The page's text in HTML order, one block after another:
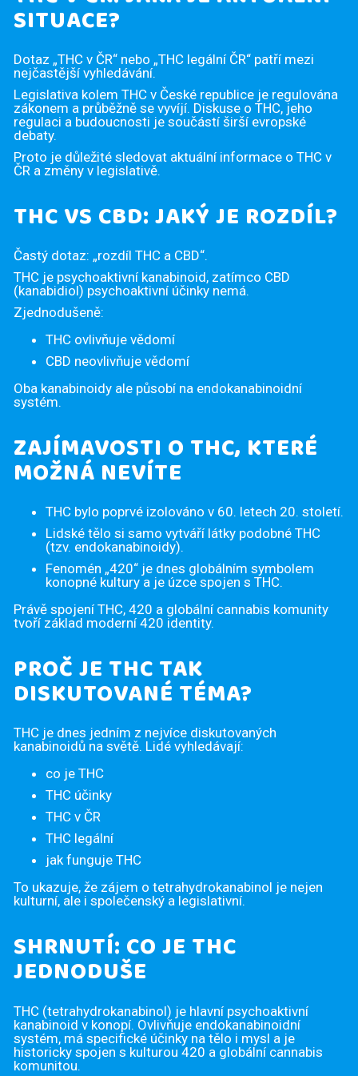
SITUACE?
Dotaz „THC v ČR“ nebo „THC legální ČR“ patří mezi
nejčastější vyhledávání.
Legislativa kolem THC v České republice je regulována
zákonem a průběžně se vyvíjí. Diskuse o THC, jeho
regulaci a budoucnosti je součástí širší evropské
debaty.
Proto je důležité sledovat aktuální informace o THC v
ČR a změny v legislativě.
THC VS CBD: JAKÝ JE ROZDÍL?
Častý dotaz: „rozdíl THC a CBD“.
THC je psychoaktivní kanabinoid, zatímco CBD
(kanabidiol) psychoaktivní účinky nemá.
Zjednodušeně:
THC ovlivňuje vědomí
CBD neovlivňuje vědomí
Oba kanabinoidy ale působí na endokanabinoidní
systém.
ZAJÍMAVOSTI O THC, KTERÉ
MOŽNÁ NEVÍTE
THC bylo poprvé izolováno v 60. letech 20. století.
Lidské tělo si samo vytváří látky podobné THC
(tzv. endokanabinoidy).
Fenomén „420“ je dnes globálním symbolem
konopné kultury a je úzce spojen s THC.
Právě spojení THC, 420 a globální cannabis komunity
tvoří základ moderní 420 identity.
PROČ JE THC TAK
DISKUTOVANÉ TÉMA?
THC je dnes jedním z nejvíce diskutovaných
kanabinoidů na světě. Lidé vyhledávají:
co je THC
THC účinky
THC v ČR
THC legální
jak funguje THC
To ukazuje, že zájem o tetrahydrokanabinol je nejen
kulturní, ale i společenský a legislativní.
SHRNUTÍ: CO JE THC
JEDNODUŠE
THC (tetrahydrokanabinol) je hlavní psychoaktivní
kanabinoid v konopí. Ovlivňuje endokanabinoidní
systém, má specifické účinky na tělo i mysl a je
historicky spojen s kulturou 420 a globální cannabis
komunitou.